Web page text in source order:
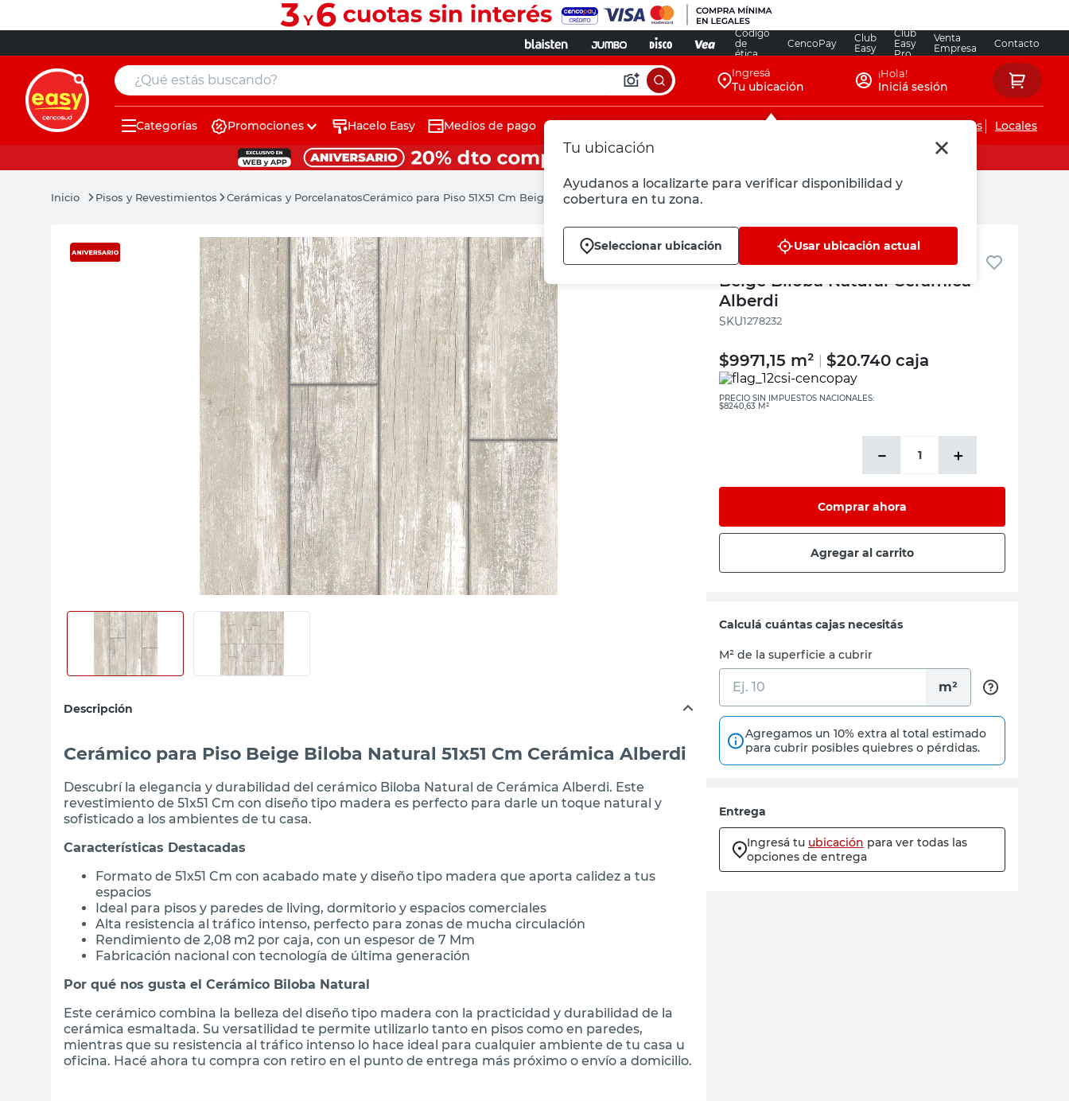
Código
de
ética
CencoPay
Club
Easy
Club
Easy
Pro
Venta
Empresa
Contacto
¿Qué estás buscando? Ingresá
Tu ubicación
Tu ubicación
Ayudanos a localizarte para verificar disponibilidad y
cobertura en tu zona.
Seleccionar ubicación Usar ubicación actual
¡Hola!
Iniciá sesión
Categorías Promociones Hacelo Easy Medios de pago Servicios de instalaciones Locales
Pisos y Revestimientos Cerámicas y PorcelanatosCerámico para Piso 51X51 Cm Beige Biloba Natural Cerámica Alberdi
Descripción
Cerámico para Piso Beige Biloba Natural 51x51 Cm Cerámica Alberdi
Descubrí la elegancia y durabilidad del cerámico Biloba Natural de Cerámica Alberdi. Este
revestimiento de 51x51 Cm con diseño tipo madera es perfecto para darle un toque natural y
sofisticado a los ambientes de tu casa.
Características Destacadas
Formato de 51x51 Cm con acabado mate y diseño tipo madera que aporta calidez a tus
espacios
Ideal para pisos y paredes de living, dormitorio y espacios comerciales
Alta resistencia al tráfico intenso, perfecto para zonas de mucha circulación
Rendimiento de 2,08 m2 por caja, con un espesor de 7 Mm
Fabricación nacional con tecnología de última generación
Por qué nos gusta el Cerámico Biloba Natural
Este cerámico combina la belleza del diseño tipo madera con la practicidad y durabilidad de la
cerámica esmaltada. Su versatilidad te permite utilizarlo tanto en pisos como en paredes,
mientras que su resistencia al tráfico intenso lo hace ideal para cualquier ambiente de tu casa u
oficina. Hacé ahora tu compra con retiro en el punto de entrega más próximo o envío a domicilio.
Cerámica Alberdi
Cerámico para Piso 51X51 Cm
Beige Biloba Natural Cerámica
Alberdi
:1278232
$9971,15 m² $20.740 caja
PRECIO SIN IMPUESTOS NACIONALES:
$8240,63 M²
＋
－
Comprar ahora
Agregar al carrito
Calculá cuántas cajas necesitás
M² de la superficie a cubrir
m²
Agregamos un 10% extra al total estimado
para cubrir posibles quiebres o pérdidas.
Entrega
Ingresá tu ubicación para ver todas las
opciones de entrega
muebles